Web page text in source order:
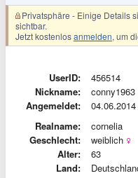
Privatsphäre - Einige Details
sichtbar.
Jetzt kostenlosanmelden, um
UserID:
456514
Nickname:
conny1963
Angemeldet:
04.06.2014
Realname:
cornelia
Geschlecht:
weiblich
Alter:
63
Land: